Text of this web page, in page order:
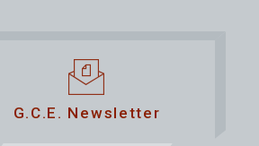
G.C.E. Newsletter